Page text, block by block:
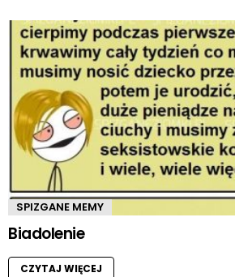
SPIZGANE MEMY
Biadolenie
CZYTAJ WIĘCEJ